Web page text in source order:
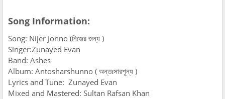
Song Information:
Song: Nijer Jonno (নিজের জন্য )
Singer:Zunayed Evan
Band: Ashes
Album: Antosharshunno ( অন্তঃসারশূন্য )
Lyrics and Tune: Zunayed Evan
Mixed and Mastered: Sultan Rafsan Khan